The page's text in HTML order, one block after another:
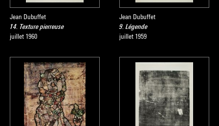
Jean Dubuffet
14. Texture pierreuse
juillet 1960
Jean Dubuffet
9. Légende
juillet 1959